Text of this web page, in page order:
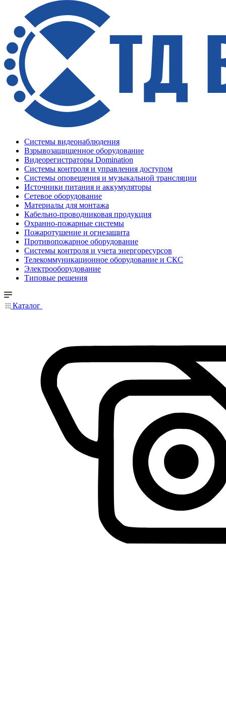
Системы видеонаблюдения
Взрывозащищенное оборудование
Видеорегистраторы Domination
Системы контроля и управления доступом
Системы оповещения и музыкальной трансляции
Источники питания и аккумуляторы
Сетевое оборудование
Материалы для монтажа
Кабельно-проводниковая продукция
Охранно-пожарные системы
Пожаротушение и огнезащита
Противопожарное оборудование
Системы контроля и учета энергоресурсов
Телекоммуникационное оборудование и СКС
Электрооборудование
Типовые решения
Каталог